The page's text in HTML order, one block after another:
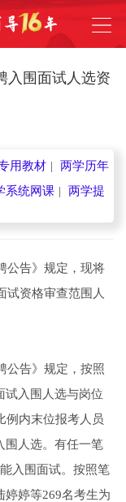
入围面试人选资
用教材 |
两学历年
系统网课 |
两学提
公告》规定，现将
试资格审查范围人
公告》规定，按照
试入围人选与岗位
例内末位报考人员
围人选。有任一笔
入围面试。按照笔
婷婷等269名考生为